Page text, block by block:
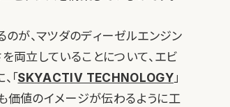
が、マツダのディーゼルエンジン
両立していることについて、エビ
「SKYACTIV TECHNOLOGY」
価値のイメージが伝わるように工